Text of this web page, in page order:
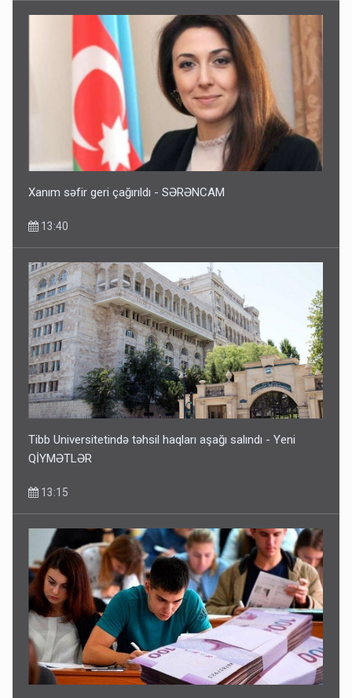
Bakıdakı “yəhudi”nin qurbanları - Sensasion adlar
Xanım səfir geri çağırıldı - SƏRƏNCAM
13:40
Tibb Universitetində təhsil haqları aşağı salındı - Yeni
QİYMƏTLƏR
13:15